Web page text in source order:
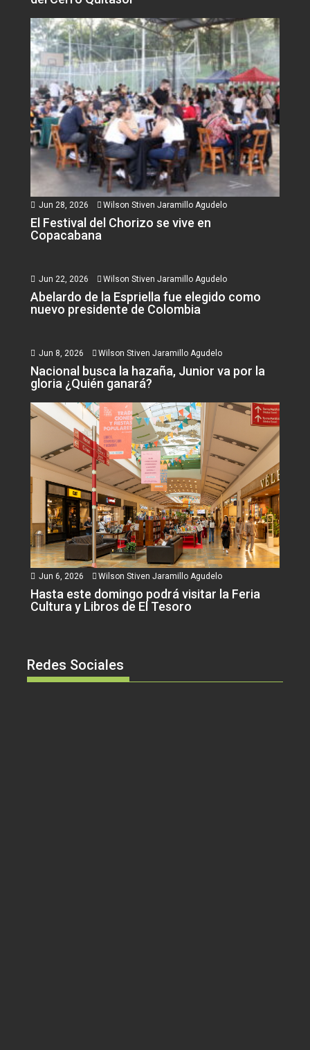
Jun 28, 2026 Wilson Stiven Jaramillo Agudelo
El Festival del Chorizo se vive en
Copacabana
Jun 22, 2026 Wilson Stiven Jaramillo Agudelo
Abelardo de la Espriella fue elegido como
nuevo presidente de Colombia
Jun 8, 2026 Wilson Stiven Jaramillo Agudelo
Nacional busca la hazaña, Junior va por la
gloria ¿Quién ganará?
Jun 6, 2026 Wilson Stiven Jaramillo Agudelo
Hasta este domingo podrá visitar la Feria
Cultura y Libros de El Tesoro
Redes Sociales